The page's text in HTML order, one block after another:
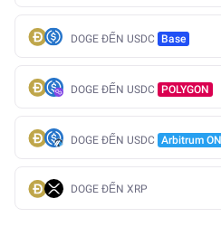
DOGE ĐẾN USDC Base
DOGE ĐẾN USDC POLYGON
DOGE ĐẾN USDC Arbitrum
DOGE ĐẾN XRP